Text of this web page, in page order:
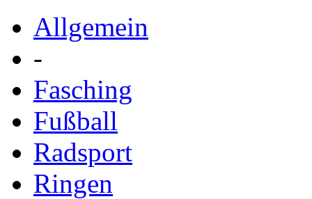
Allgemein
-
Fasching
Fußball
Radsport
Ringen